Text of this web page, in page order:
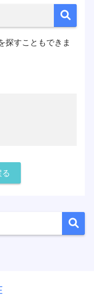
探すこともできま